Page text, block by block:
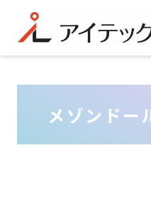
メゾンドー